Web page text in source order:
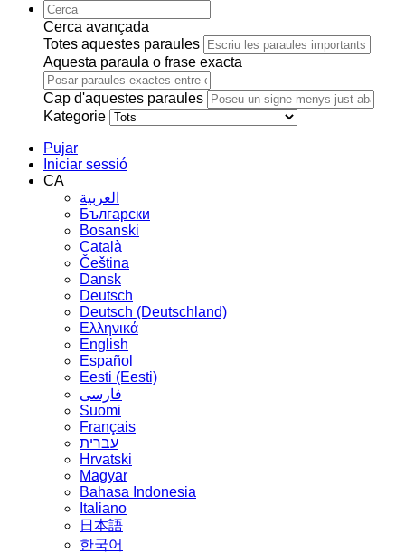
Cerca avançada
Totes aquestes paraules
Aquesta paraula o frase exacta
Cap d'aquestes paraules
Kategorie
Pujar
Iniciar sessió
CA
العربية
Български
Bosanski
Сatalà
Čeština
Dansk
Deutsch
Deutsch (Deutschland)
Ελληνικά
English
Español
Eesti (Eesti)
فارسی
Suomi
Français
עברית
Hrvatski
Magyar
Bahasa Indonesia
Italiano
日本語
한국어